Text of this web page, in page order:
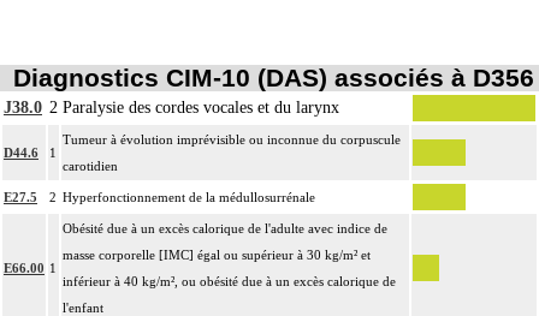
Diagnostics CIM-10 (DAS) associés à D356
J38.0 2 Paralysie des cordes vocales et du larynx
D44.6 1
Tumeur à évolution imprévisible ou inconnue du corpuscule
carotidien
E27.5 2 Hyperfonctionnement de la médullosurrénale
E66.00 1
Obésité due à un excès calorique de l'adulte avec indice de
masse corporelle [IMC] égal ou supérieur à 30 kg/m² et
inférieur à 40 kg/m², ou obésité due à un excès calorique de
l'enfant